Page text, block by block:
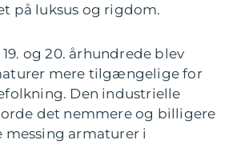
på luksus og rigdom.
og 20. århundrede blev
mere tilgængelige for
Den industrielle
det nemmere og billigere
messing armaturer i